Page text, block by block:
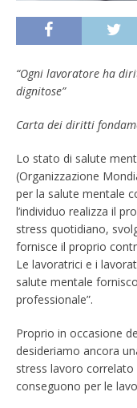
“Ogni lavoratore ha
dignitose”
Carta dei diritti
Lo stato di salute
(Organizzazione
per la salute mentale
l’individuo realizza il
stress quotidiano,
fornisce il proprio
Le lavoratrici e i
salute mentale
professionale”.
Proprio in occasione
desideriamo ancora
stress lavoro correlato
conseguono per le